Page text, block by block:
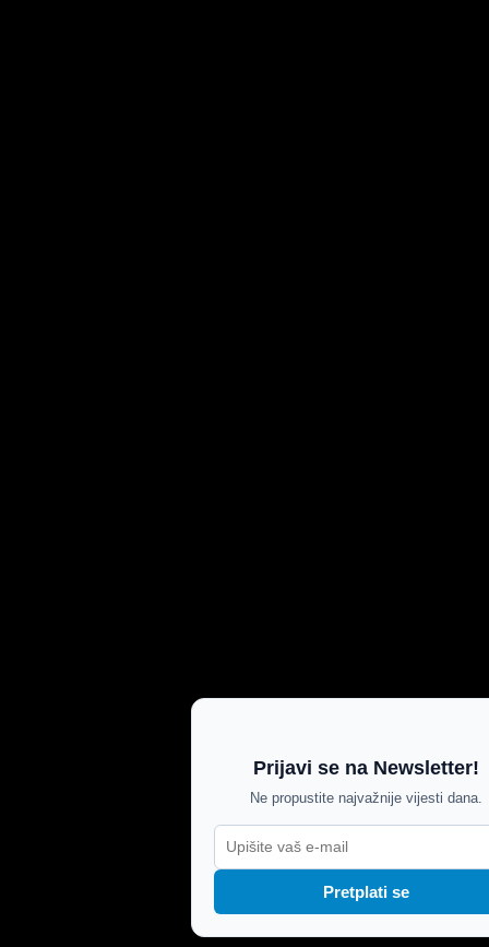
Prijavi se na Newsletter!
Ne propustite najvažnije vijesti dana.
Pretplati se